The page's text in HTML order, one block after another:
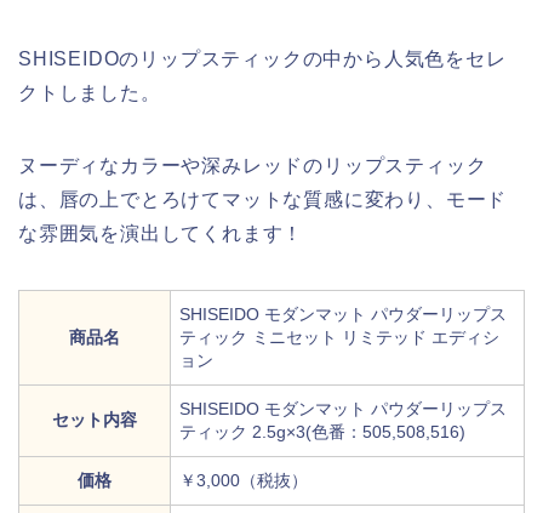
SHISEIDOのリップスティックの中から人気色をセレ
クトしました。
ヌーディなカラーや深みレッドのリップスティック
は、唇の上でとろけてマットな質感に変わり、モード
な雰囲気を演出してくれます！
商品名
SHISEIDO モダンマット パウダーリップス
ティック ミニセット リミテッド エディシ
ョン
セット内容
SHISEIDO モダンマット パウダーリップス
ティック 2.5g×3(色番：505,508,516)
価格 ￥3,000（税抜）